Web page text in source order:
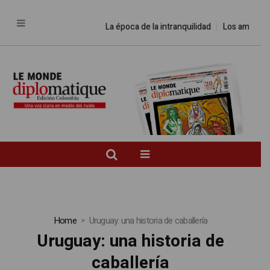
La época de la intranquilidad Los amos
Home Uruguay: una historia de caballería
Uruguay: una historia de
caballería